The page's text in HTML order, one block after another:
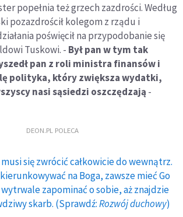
popełnia też grzech zazdrości. Według
pozazdrościł kolegom z rządu i
poświęcił na przypodobanie się
Tuskowi. - Był pan w tym tak
pan z roli ministra finansów i
polityka, który zwiększa wydatki,
nasi sąsiedzi oszczędzają -
DEON.PL POLECA
się zwrócić całkowicie do wewnątrz.
na Boga, zawsze mieć Go
zapominać o sobie, aż znajdzie
skarb. (Sprawdź:Rozwój duchowy)